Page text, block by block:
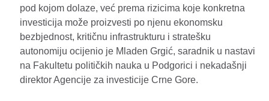
pod kojom dolaze, već prema rizicima koje konkretna
investicija može proizvesti po njenu ekonomsku
bezbjednost, kritičnu infrastrukturu i stratešku
autonomiju ocijenio je Mladen Grgić, saradnik u nastavi
na Fakultetu političkih nauka u Podgorici i nekadašnji
direktor Agencije za investicije Crne Gore.